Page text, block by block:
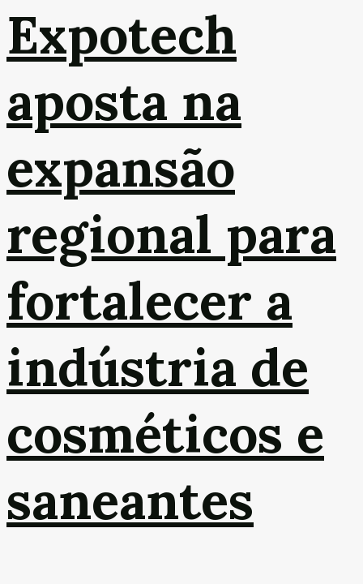
Expotech
aposta na
expansão
regional para
fortalecer a
indústria de
cosméticos e
saneantes